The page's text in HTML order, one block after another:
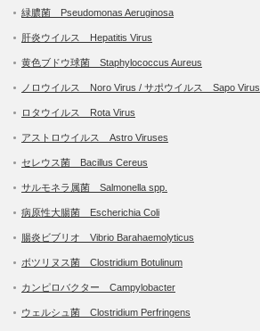
緑膿菌 Pseudomonas Aeruginosa
肝炎ウイルス Hepatitis Virus
黄色ブドウ球菌 Staphylococcus Aureus
ノロウイルス Noro Virus / サポウイルス Sapo Virus
ロタウイルス Rota Virus
アストロウイルス Astro Viruses
セレウス菌 Bacillus Cereus
サルモネラ属菌 Salmonella spp.
病原性大腸菌 Escherichia Coli
腸炎ビブリオ Vibrio Barahaemolyticus
ボツリヌス菌 Clostridium Botulinum
カンピロバクター Campylobacter
ウェルシュ菌 Clostridium Perfringens